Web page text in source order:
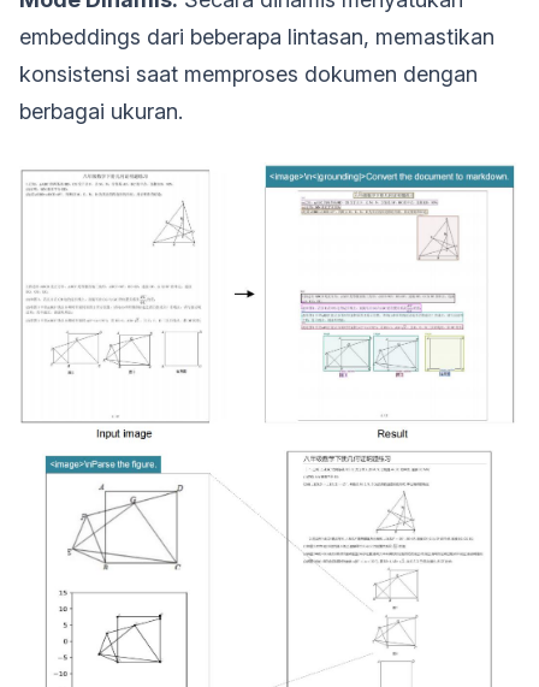
embeddings dari beberapa lintasan, memastikan
konsistensi saat memproses dokumen dengan
berbagai ukuran.